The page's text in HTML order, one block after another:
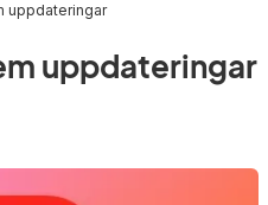
uppdateringar
uppdateringar